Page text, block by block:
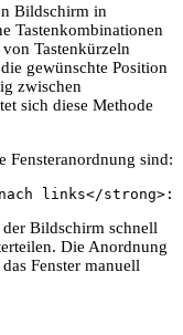
Bildschirm in
Tastenkombinationen
Tastenkürzeln
gewünschte Position
zwischen
sich diese Methode
Fensteranordnung sind:
nach links</
Bildschirm schnell
Die Anordnung
Fenster manuell